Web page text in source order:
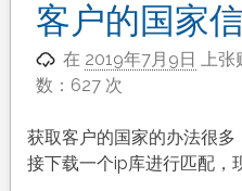
客户的国家
在 2019年7月9日 上张
数：627 次
获取客户的国家的办法很
接下载一个ip库进行匹配，